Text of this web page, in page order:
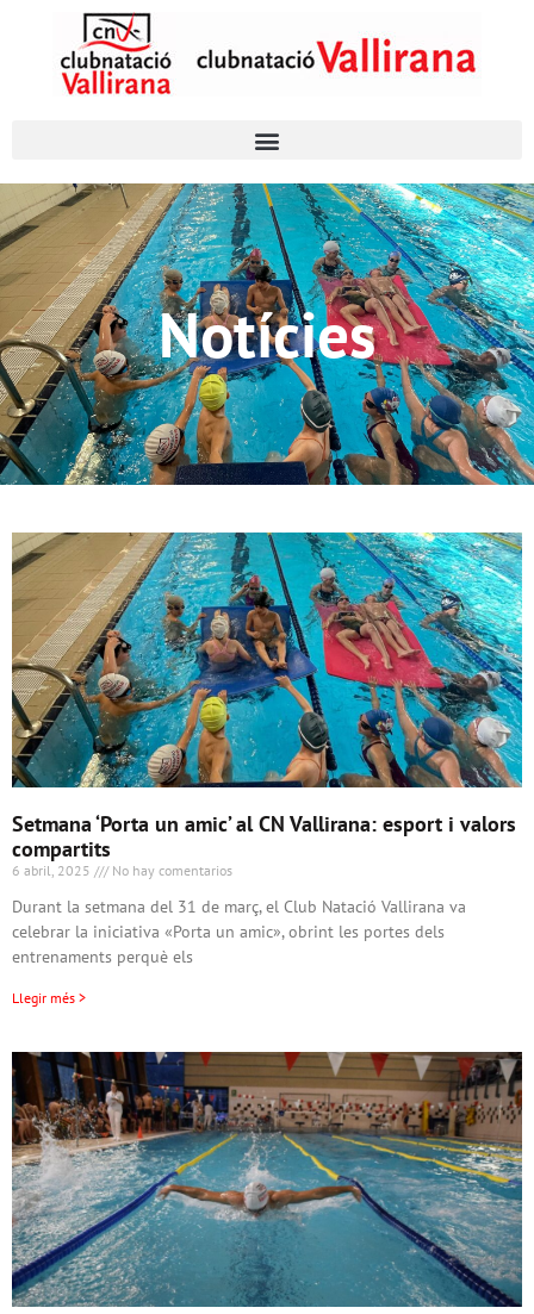
Notícies
Setmana ‘Porta un amic’ al CN Vallirana: esport i valors
compartits
6 abril, 2025 No hay comentarios
Durant la setmana del 31 de març, el Club Natació Vallirana va
celebrar la iniciativa «Porta un amic», obrint les portes dels
entrenaments perquè els
Llegir més >